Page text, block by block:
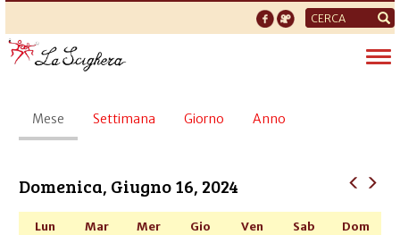
Form
di
ricerca
Schede
primarie
Mese (scheda
attiva)
Settimana Giorno Anno
Domenica, Giugno 16, 2024
Lun Mar Mer Gio Ven Sab Dom